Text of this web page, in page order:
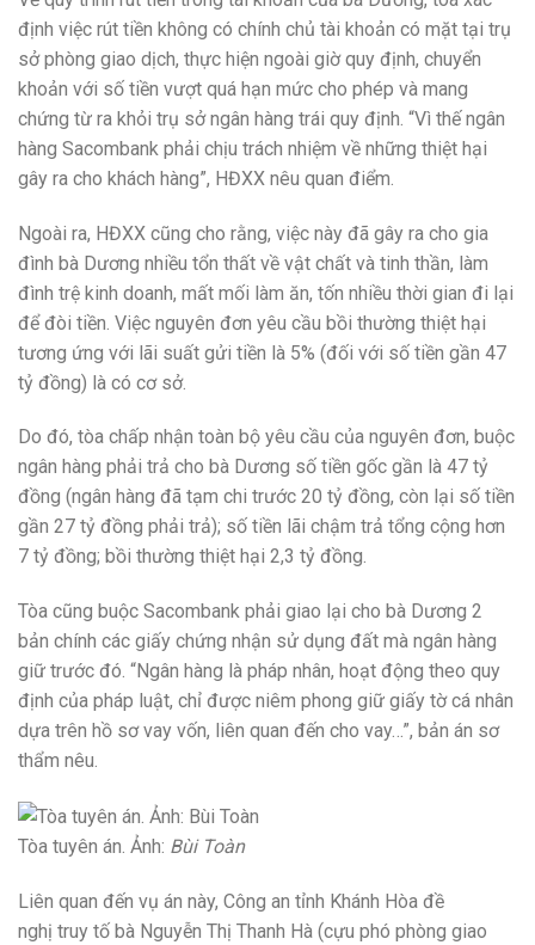
định việc rút tiền không có chính chủ tài khoản có mặt tại trụ
sở phòng giao dịch, thực hiện ngoài giờ quy định, chuyển
khoản với số tiền vượt quá hạn mức cho phép và mang
chứng từ ra khỏi trụ sở ngân hàng trái quy định. “Vì thế ngân
hàng Sacombank phải chịu trách nhiệm về những thiệt hại
gây ra cho khách hàng”, HĐXX nêu quan điểm.
Ngoài ra, HĐXX cũng cho rằng, việc này đã gây ra cho gia
đình bà Dương nhiều tổn thất về vật chất và tinh thần, làm
đình trệ kinh doanh, mất mối làm ăn, tốn nhiều thời gian đi lại
để đòi tiền. Việc nguyên đơn yêu cầu bồi thường thiệt hại
tương ứng với lãi suất gửi tiền là 5% (đối với số tiền gần 47
tỷ đồng) là có cơ sở.
Do đó, tòa chấp nhận toàn bộ yêu cầu của nguyên đơn, buộc
ngân hàng phải trả cho bà Dương số tiền gốc gần là 47 tỷ
đồng (ngân hàng đã tạm chi trước 20 tỷ đồng, còn lại số tiền
gần 27 tỷ đồng phải trả); số tiền lãi chậm trả tổng cộng hơn
7 tỷ đồng; bồi thường thiệt hại 2,3 tỷ đồng.
Tòa cũng buộc Sacombank phải giao lại cho bà Dương 2
bản chính các giấy chứng nhận sử dụng đất mà ngân hàng
giữ trước đó. “Ngân hàng là pháp nhân, hoạt động theo quy
định của pháp luật, chỉ được niêm phong giữ giấy tờ cá nhân
dựa trên hồ sơ vay vốn, liên quan đến cho vay…”, bản án sơ
thẩm nêu.
Tòa tuyên án. Ảnh: Bùi Toàn
Liên quan đến vụ án này, Công an tỉnh Khánh Hòa đề
nghị truy tố bà Nguyễn Thị Thanh Hà (cựu phó phòng giao